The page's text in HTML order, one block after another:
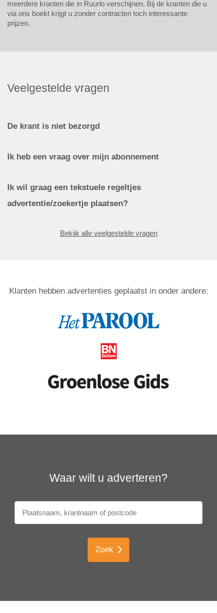
meerdere kranten die in Ruurlo verschijnen. Bij de kranten die u
via ons boekt krijgt u zonder contracten toch interessante
prijzen.
Veelgestelde vragen
De krant is niet bezorgd
Ik heb een vraag over mijn abonnement
Ik wil graag een tekstuele regeltjes
advertentie/zoekertje plaatsen?
Bekijk alle veelgestelde vragen
Klanten hebben advertenties geplaatst in onder andere:
Waar wilt u adverteren?
Zoek